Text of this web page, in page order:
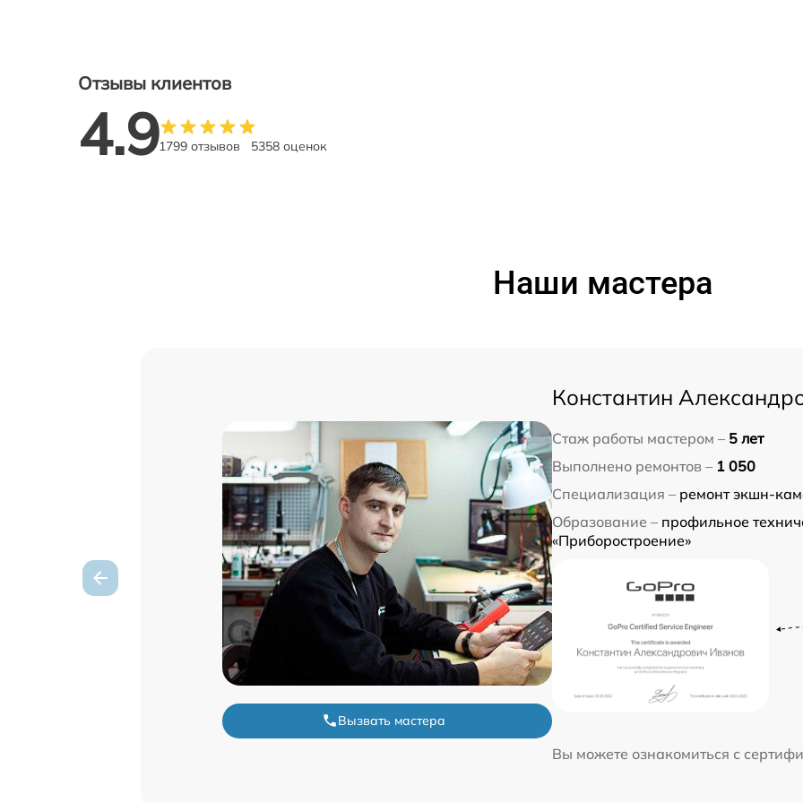
Отзывы клиентов
4.91799 отзывов 5358 оценок
Наши мастера
Вызвать мастера
Константин
Стаж работы мастером – 5 лет
Выполнено ремонтов – 1 050
Специализация – ремонт экшн-
Образование – профильное
«Приборостроение»
Вы можете ознакомиться с